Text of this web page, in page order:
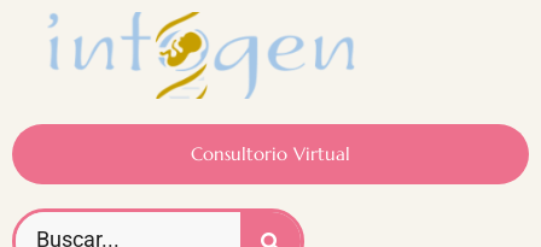
Consultorio Virtual